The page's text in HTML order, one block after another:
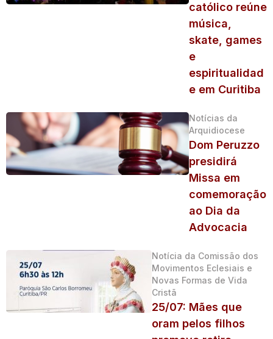
católico reúne
música,
skate, games
e
espiritualidad
e em Curitiba
Notícias da
Arquidiocese
Dom Peruzzo
presidirá
Missa em
comemoração
ao Dia da
Advocacia
Notícia da Comissão dos
Movimentos Eclesiais e
Novas Formas de Vida
Cristã
25/07: Mães que
oram pelos filhos